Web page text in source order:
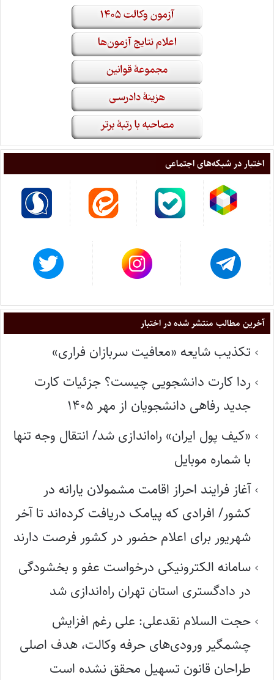
اختبار در شبکه‌های اجتماعی
آخرین مطالب منتشر شده در اختبار
تکذیب شایعه «معافیت سربازان فراری»
ردا کارت دانشجویی چیست؟ جزئیات کارت
جدید رفاهی دانشجویان از مهر ۱۴۰۵
«کیف پول ایران» راه‌اندازی شد/ انتقال وجه تنها
با شماره موبایل
آغاز فرایند احراز اقامت مشمولان یارانه در
کشور/ افرادی که پیامک دریافت کرده‌اند تا آخر
شهریور برای اعلام حضور در کشور فرصت دارند
سامانه الکترونیکی درخواست عفو و بخشودگی
در دادگستری استان تهران راه‌اندازی شد
حجت السلام نقدعلی: علی رغم افزایش
چشمگیر ورودی‌های حرفه وکالت، هدف اصلی
طراحان قانون تسهیل محقق نشده است